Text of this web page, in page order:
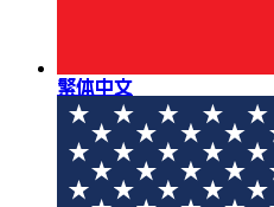
繁体中文